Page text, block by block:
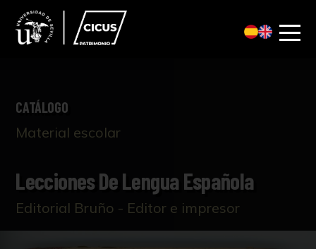
CATÁLOGO
Material escolar
Lecciones De Lengua Española
Editorial Bruño - Editor e impresor